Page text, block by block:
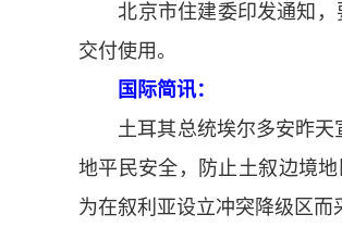
北京市住建委印发通知，
交付使用。
国际简讯：
土耳其总统埃尔多安昨天
地平民安全，防止土叙边境
为在叙利亚设立冲突降级区而